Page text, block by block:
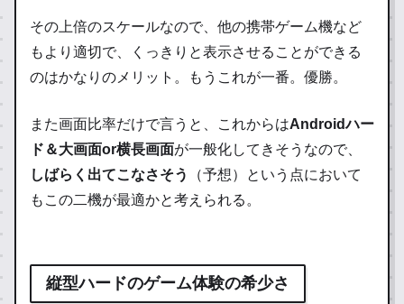
その上倍のスケールなので、他の携帯ゲーム機など
もより適切で、くっきりと表示させることができる
のはかなりのメリット。
もうこれが一番。 優勝。
また画面比率だけで言うと、これからはAndroidハー
ド＆大画面or横長画面が一般化してきそうなので、
しばらく出てこなさそう
（予想）という点において
もこの二機が最適かと考えられる。
縦型ハードのゲーム体験の希少さ